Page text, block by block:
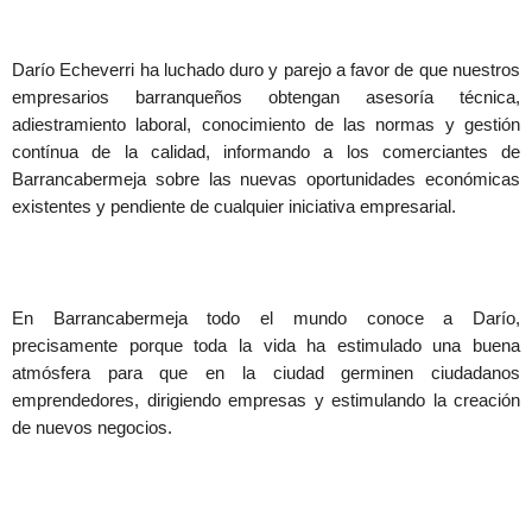
Darío Echeverri ha luchado duro y parejo a favor de que nuestros
empresarios barranqueños obtengan asesoría técnica,
adiestramiento laboral, conocimiento de las normas y gestión
contínua de la calidad, informando a los comerciantes de
Barrancabermeja sobre las nuevas oportunidades económicas
existentes y pendiente de cualquier iniciativa empresarial.
En Barrancabermeja todo el mundo conoce a Darío,
precisamente porque toda la vida ha estimulado una buena
atmósfera para que en la ciudad germinen ciudadanos
emprendedores, dirigiendo empresas y estimulando la creación
de nuevos negocios.